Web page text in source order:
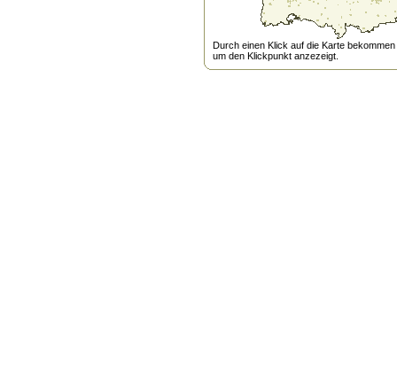
Durch einen Klick auf die Karte
um den Klickpunkt anzezeigt.